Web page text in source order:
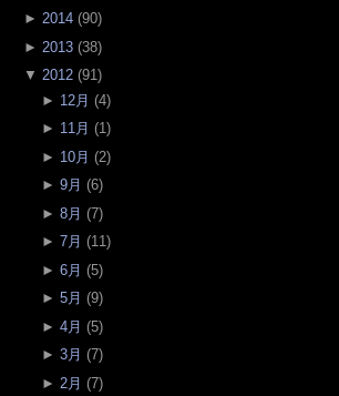
► 2014 (90)
► 2013 (38)
▼ 2012 (91)
► 12月 (4)
► 11月 (1)
► 10月 (2)
► 9月 (6)
► 8月 (7)
► 7月 (11)
► 6月 (5)
► 5月 (9)
► 4月 (5)
► 3月 (7)
► 2月 (7)